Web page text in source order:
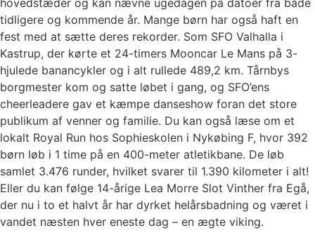
tidligere og kommende år. Mange børn har også haft en
fest med at sætte deres rekorder. Som SFO Valhalla i
Kastrup, der kørte et 24-timers Mooncar Le Mans på 3-
hjulede banancykler og i alt rullede 489,2 km. Tårnbys
borgmester kom og satte løbet i gang, og SFO’ens
cheerleadere gav et kæmpe danseshow foran det store
publikum af venner og familie. Du kan også læse om et
lokalt Royal Run hos Sophieskolen i Nykøbing F, hvor 392
børn løb i 1 time på en 400-meter atletikbane. De løb
samlet 3.476 runder, hvilket svarer til 1.390 kilometer i alt!
Eller du kan følge 14-årige Lea Morre Slot Vinther fra Egå,
der nu i to et halvt år har dyrket helårsbadning og været i
vandet næsten hver eneste dag – en ægte viking.